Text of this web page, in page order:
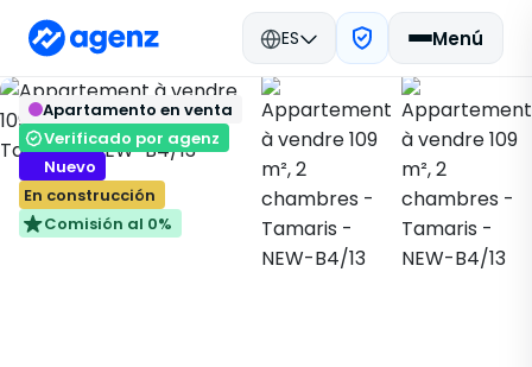
ES Menú
Volver
Bienes raíces en Marruecos
Nuevas inmobiliarias
Dar Bouazza
Apartamento Tamaris NEW-B4/13
Guardar
Apartamento en venta
Verificado por agenz
Nuevo
En construcción
Comisión al 0%